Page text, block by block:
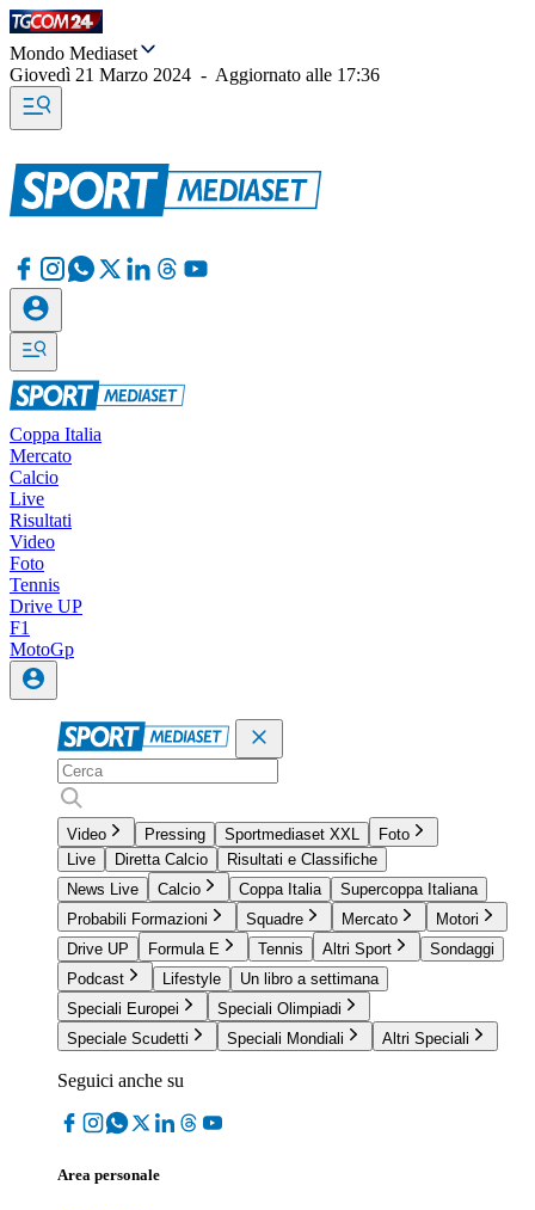
Mondo Mediaset
Giovedì 21 Marzo 2024 - Aggiornato alle 17:36
Coppa Italia
Mercato
Calcio
Live
Risultati
Video
Foto
Tennis
Drive UP
F1
MotoGp
Video Pressing Sportmediaset XXL
Foto
Live
Diretta Calcio
Risultati e Classifiche
News Live
Calcio Coppa Italia
Supercoppa Italiana
Probabili Formazioni
Squadre Mercato
Motori
Drive UP
Formula E Tennis Altri Sport
Sondaggi
Podcast
Lifestyle
Un libro a settimana
Speciali Europei
Speciali Olimpiadi
Speciale Scudetti
Speciali Mondiali Altri Speciali
Seguici anche su
Area personale